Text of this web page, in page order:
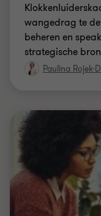
wangedrag te
beheren en
strategische
Paulina Rojek-